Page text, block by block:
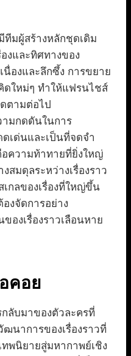
ทีมผู้สร้างหลักชุดเดิม
งและทิศทางของ
องและลึกซึ้ง การขยาย
ดใหม่ๆ ทำให้แฟรนไชส์
ตามต่อไป
ามกดดันในการ
ดเด่นและเป็นที่จดจำ
ความท้าทายที่ยิ่งใหญ่
สมดุลระหว่างเรื่องราว
กลของเรื่องที่ใหญ่ขึ้น
งจัดการอย่าง
องเรื่องราวเลือนหาย
คอย
กลับมาของตัวละครที่
นาการของเรื่องราวที่
พนิยายสู่มหากาพย์เชิง